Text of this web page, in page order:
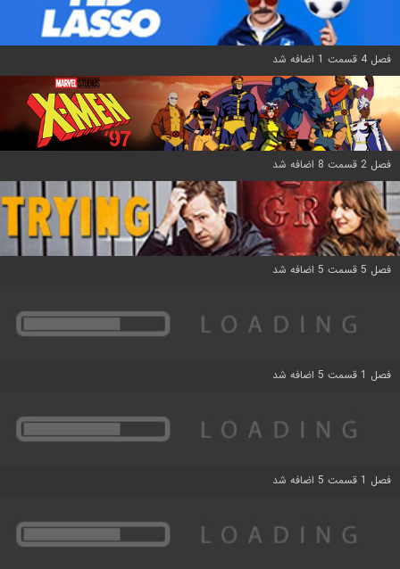
فصل 4 قسمت 1 اضافه شد
فصل 2 قسمت 8 اضافه شد
فصل 5 قسمت 5 اضافه شد
فصل 1 قسمت 5 اضافه شد
فصل 1 قسمت 5 اضافه شد